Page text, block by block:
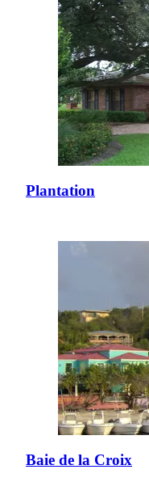
Plantation
Baie de la Croix